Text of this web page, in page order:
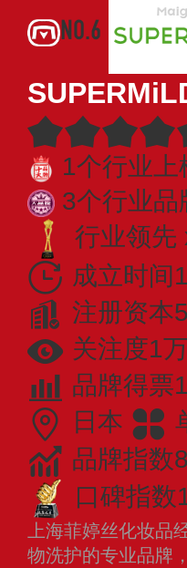
NO.6
1个行业上
3个行业品
行业领先
成立时间
注册资本
关注度1
品牌得票
日本
品牌指数
口碑指数
上海菲婷丝化妆品
物洗护的专业品牌